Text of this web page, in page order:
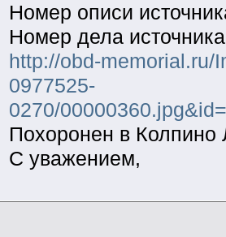
Номер описи
Номер дела
http://obd-memorial.ru/
0977525-
0270/
Похоронен в Колпино
С уважением,